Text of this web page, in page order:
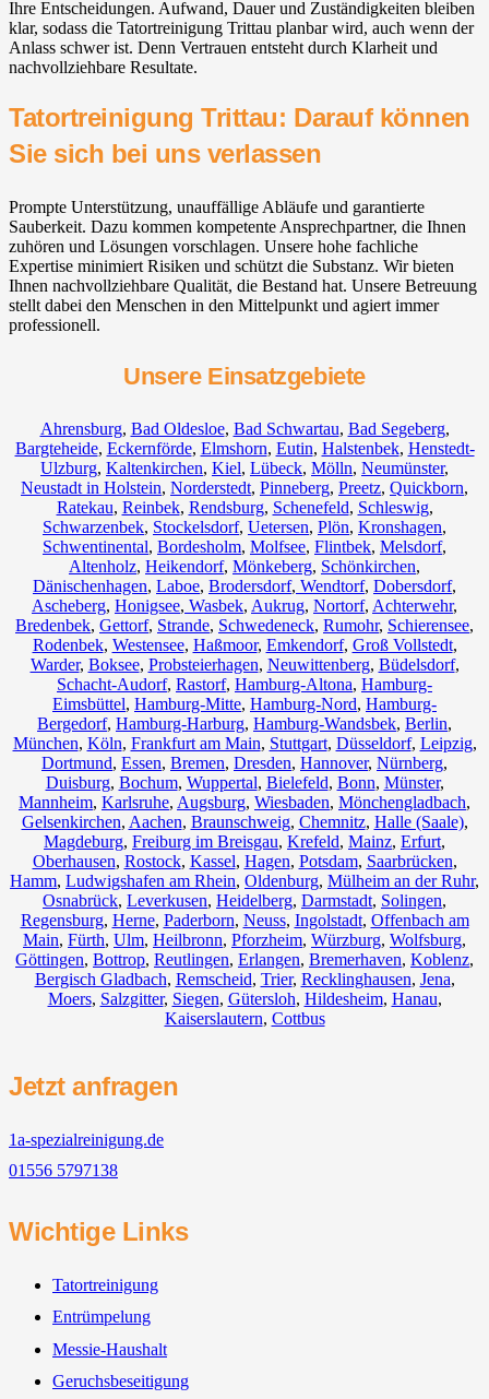
Ihre Entscheidungen. Aufwand, Dauer und Zuständigkeiten bleiben
klar, sodass die Tatortreinigung Trittau planbar wird, auch wenn der
Anlass schwer ist. Denn Vertrauen entsteht durch Klarheit und
nachvollziehbare Resultate.
Tatortreinigung Trittau: Darauf können
Sie sich bei uns verlassen
Prompte Unterstützung, unauffällige Abläufe und garantierte
Sauberkeit. Dazu kommen kompetente Ansprechpartner, die Ihnen
zuhören und Lösungen vorschlagen. Unsere hohe fachliche
Expertise minimiert Risiken und schützt die Substanz. Wir bieten
Ihnen nachvollziehbare Qualität, die Bestand hat. Unsere Betreuung
stellt dabei den Menschen in den Mittelpunkt und agiert immer
professionell.
Unsere Einsatzgebiete
Ahrensburg, Bad Oldesloe, Bad Schwartau, Bad Segeberg,
Bargteheide, Eckernförde, Elmshorn, Eutin, Halstenbek, Henstedt-
Ulzburg, Kaltenkirchen, Kiel, Lübeck, Mölln, Neumünster,
Neustadt in Holstein, Norderstedt, Pinneberg, Preetz, Quickborn,
Ratekau, Reinbek, Rendsburg, Schenefeld, Schleswig,
Schwarzenbek, Stockelsdorf, Uetersen, Plön, Kronshagen,
Schwentinental, Bordesholm, Molfsee, Flintbek, Melsdorf,
Altenholz, Heikendorf, Mönkeberg, Schönkirchen,
Dänischenhagen, Laboe, Brodersdorf, Wendtorf, Dobersdorf,
Ascheberg, Honigsee, Wasbek, Aukrug, Nortorf, Achterwehr,
Bredenbek, Gettorf, Strande, Schwedeneck, Rumohr, Schierensee,
Rodenbek, Westensee, Haßmoor, Emkendorf, Groß Vollstedt,
Warder, Boksee, Probsteierhagen, Neuwittenberg, Büdelsdorf,
Schacht-Audorf, Rastorf, Hamburg-Altona, Hamburg-
Eimsbüttel, Hamburg-Mitte, Hamburg-Nord, Hamburg-
Bergedorf, Hamburg-Harburg, Hamburg-Wandsbek, Berlin,
München, Köln, Frankfurt am Main, Stuttgart, Düsseldorf, Leipzig,
Dortmund, Essen, Bremen, Dresden, Hannover, Nürnberg,
Duisburg, Bochum, Wuppertal, Bielefeld, Bonn, Münster,
Mannheim, Karlsruhe, Augsburg, Wiesbaden, Mönchengladbach,
Gelsenkirchen, Aachen, Braunschweig, Chemnitz⁠, Halle (Saale),
Magdeburg, Freiburg im Breisgau, Krefeld, Mainz, Erfurt,
Oberhausen, Rostock, Kassel, Hagen, Potsdam, Saarbrücken,
Hamm, Ludwigshafen am Rhein, Oldenburg, Mülheim an der Ruhr,
Osnabrück, Leverkusen, Heidelberg, Darmstadt, Solingen,
Regensburg, Herne, Paderborn, Neuss, Ingolstadt, Offenbach am
Main, Fürth, Ulm, Heilbronn, Pforzheim, Würzburg, Wolfsburg,
Göttingen, Bottrop, Reutlingen, Erlangen, Bremerhaven, Koblenz,
Bergisch Gladbach, Remscheid, Trier, Recklinghausen, Jena,
Moers, Salzgitter, Siegen, Gütersloh, Hildesheim, Hanau,
Kaiserslautern, Cottbus
Jetzt anfragen
1a-spezialreinigung.de
01556 5797138
Wichtige Links
Tatortreinigung
Entrümpelung
Messie-Haushalt
Geruchsbeseitigung